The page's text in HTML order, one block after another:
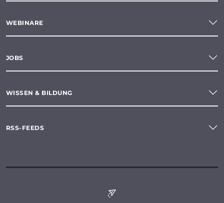
WEBINARE
JOBS
WISSEN & BILDUNG
RSS-FEEDS